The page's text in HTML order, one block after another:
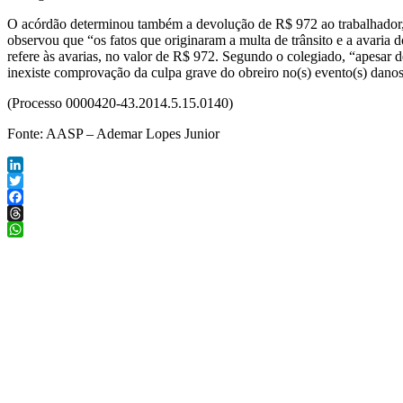
O acórdão determinou também a devolução de R$ 972 ao
observou que “os fatos que originaram a multa de trânsito e a avaria
refere às avarias, no valor de R$ 972. Segundo o colegiado, “apesar
inexiste comprovação da culpa grave do obreiro no(s) evento(s)
(Processo 0000420-43.2014.5.15.0140)
Fonte: AASP – Ademar Lopes Junior
LinkedIn
Twitter
Facebook
Threads